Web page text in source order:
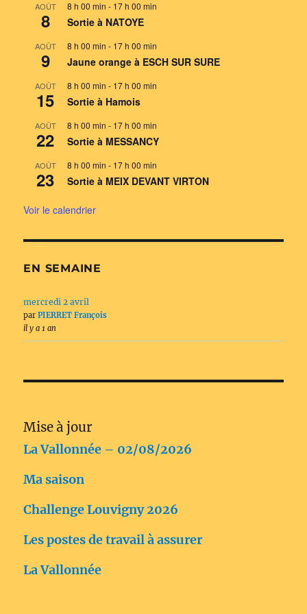
AOÛT
8
8 h 00 min - 17 h 00 min
Sortie à NATOYE
AOÛT
9
8 h 00 min - 17 h 00 min
Jaune orange à ESCH SUR SURE
AOÛT
15
8 h 00 min - 17 h 00 min
Sortie à Hamois
AOÛT
22
8 h 00 min - 17 h 00 min
Sortie à MESSANCY
AOÛT
23
8 h 00 min - 17 h 00 min
Sortie à MEIX DEVANT VIRTON
Voir le calendrier
EN SEMAINE
mercredi 2 avril
parPIERRET François
il y a 1 an
Mise à jour
La Vallonnée – 02/08/2026
Ma saison
Challenge Louvigny 2026
Les postes de travail à assurer
La Vallonnée